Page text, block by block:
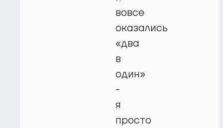
вовсе
оказались
«два
в
один»
-
я
просто